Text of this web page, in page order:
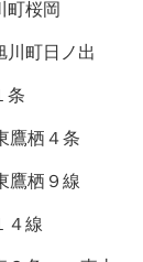
町桜岡
川町日ノ出
条
鷹栖４条
鷹栖９線
４線